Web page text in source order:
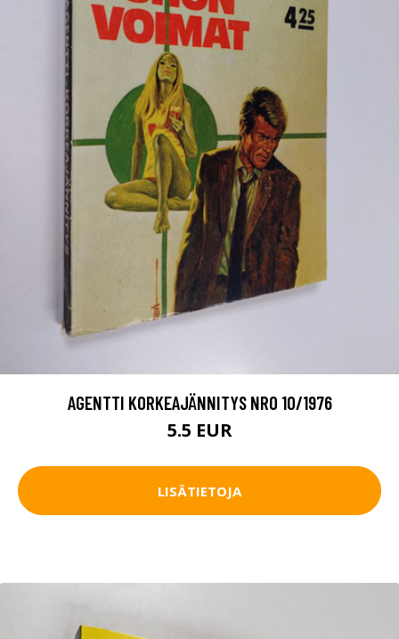
AGENTTI KORKEAJÄNNITYS NRO 10/1976
5.5 EUR
LISÄTIETOJA